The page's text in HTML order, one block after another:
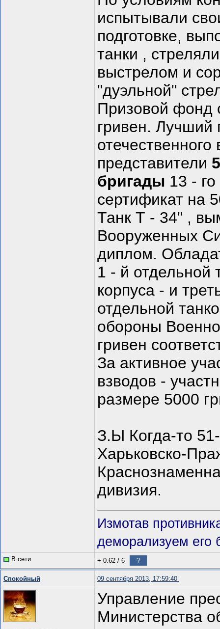
испытывали
подготовке,
танки ,
выстрелом и
"дуэльной"
Призовой фонд
гривен. Лучший
представители
бригады 13 -
сертификат на
Танк Т - 34" ,
Вооруженных
диплом.
1 - й отдельной
корпуса - и
отдельной
обороны
гривен
За активное
взводов -
размере 5000
З.Ы Когда-то
Харьковско-
дивизия.
Измотав
деморализуем его
В сети + 0.62 / 6 ?
Спокойный 09 сентября 2013, 17:59:40
Управление
Министерства